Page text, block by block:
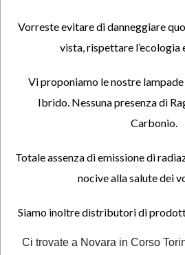
Vorreste evitare di danneggiare
vista, rispettare l’ecologia
Vi proponiamo le nostre
Ibrido. Nessuna presenza di
Carbonio.
Totale assenza di emissione di
nocive alla salute dei
Siamo inoltre distributori di
Ci trovate a Novara in Corso